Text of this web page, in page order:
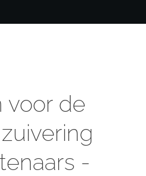
voor de
-